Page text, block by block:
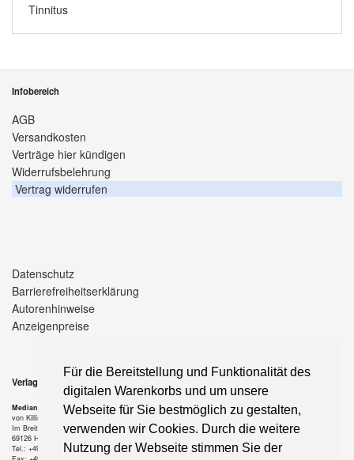
Für die Bereitstellung und Funktionalität des
digitalen Warenkorbs und um unsere
Webseite für Sie bestmöglich zu gestalten,
verwenden wir Cookies. Durch die weitere
Nutzung der Webseite stimmen Sie der
Tinnitus
Infobereich
AGB
Versandkosten
Verträge hier kündigen
Widerrufsbelehrung
Vertrag widerrufen
Datenschutz
Barrierefreiheitserklärung
Autorenhinweise
Anzeigenpreise
Verlag
Median-Verlag
von Killisch-Horn GmbH
Im Breitspiel 11 a
69126 Heidelberg
Tel.: +49-6221-90 509-0